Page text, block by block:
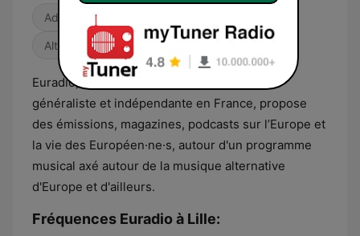
Adult Contemporary
Alternative / Indie
Euradio, première radio locale européenne
généraliste et indépendante en France, propose
des émissions, magazines, podcasts sur l’Europe et
la vie des Européen·ne·s, autour d'un programme
musical axé autour de la musique alternative
d'Europe et d'ailleurs.
Fréquences Euradio à Lille: